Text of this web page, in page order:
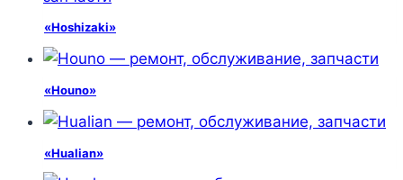
«Hoshizaki»
«Houno»
«Hualian»